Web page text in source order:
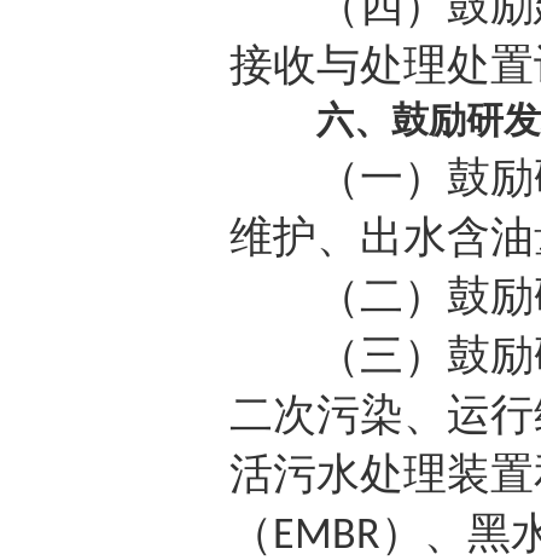
接收与处理处
六、鼓励研
（一）鼓励
维护、出水含
（二）鼓励
（三）鼓励
二次污染、运
活污水处理装
（EMBR）、黑